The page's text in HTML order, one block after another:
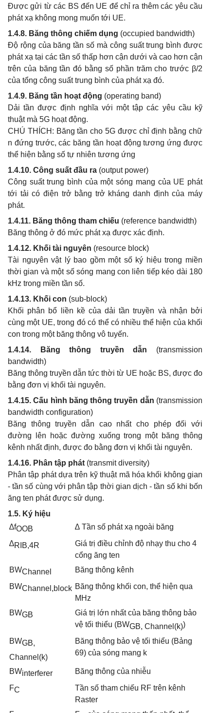
Được gửi từ các BS đến UE để chỉ ra thêm các yêu cầu
phát xạ không mong muốn tới UE.
1.4.8. Băng thông chiếm dụng (occupied bandwidth)
Độ rộng của băng tần số mà công suất trung bình được
phát xạ tại các tần số thấp hơn cận dưới và cao hơn cận
trên của băng tần đó bằng số phần trăm cho trước β/2
của tổng công suất trung bình của phát xạ đó.
1.4.9. Băng tần hoạt động (operating band)
Dải tần được định nghĩa với một tập các yêu cầu kỹ
thuật mà 5G hoạt động.
CHÚ THÍCH: Băng tần cho 5G được chỉ định bằng chữ
n đứng trước, các băng tần hoạt động tương ứng được
thể hiện bằng số tự nhiên tương ứng
1.4.10. Công suất đầu ra (output power)
Công suất trung bình của một sóng mang của UE phát
tới tải có điện trở bằng trở kháng danh định của máy
phát.
1.4.11. Băng thông tham chiếu (reference bandwidth)
Băng thông ở đó mức phát xạ được xác định.
1.4.12. Khối tài nguyên (resource block)
Tài nguyên vật lý bao gồm một số ký hiệu trong miền
thời gian và một số sóng mang con liên tiếp kéo dài 180
kHz trong miền tần số.
1.4.13. Khối con (sub-block)
Khối phân bổ liền kề của dải tần truyền và nhận bởi
cùng một UE, trong đó có thể có nhiều thể hiện của khối
con trong một băng thông vô tuyến.
1.4.14. Băng thông truyền dẫn (transmission
bandwidth)
Băng thông truyền dẫn tức thời từ UE hoặc BS, được đo
bằng đơn vị khối tài nguyên.
1.4.15. Cấu hình băng thông truyền dẫn (transmission
bandwidth configuration)
Băng thông truyền dẫn cao nhất cho phép đối với
đường lên hoặc đường xuống trong một băng thông
kênh nhất định, được đo bằng đơn vị khối tài nguyên.
1.4.16. Phân tập phát(transmit diversity)
Phân tập phát dựa trên kỹ thuật mã hóa khối không gian
- tần số cùng với phân tập thời gian dịch - tần số khi bốn
ăng ten phát được sử dụng.
1.5. Ký hiệu
∆fOOB
∆ Tần số phát xạ ngoài băng
∆RI B,4R
Giá trị điều chỉnh độ nhạy thu cho 4
cổng ăng ten
BWChannel Băng thông kênh
BWChannel ,b lock Băng thông khối con, thể hiện qua
MHz
BWGB
Giá trị lớn nhất của băng thông bảo
vệ tối thiểu (BWGB, Channel(k))
BWGB,
Channel(k)
Băng thông bảo vệ tối thiểu (Bảng
69) của sóng mang k
BWinterferer Băng thông của nhiễu
FC
Tần số tham chiếu RF trên kênh
Raster